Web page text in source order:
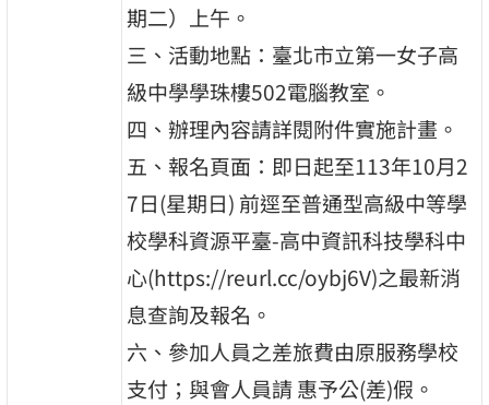
期二）上午。
三、活動地點：臺北市立第一女子高
級中學學珠樓502電腦教室。
四、辦理內容請詳閱附件實施計畫。
五、報名頁面：即日起至113年10月2
7日(星期日) 前逕至普通型高級中等學
校學科資源平臺-高中資訊科技學科中
心(https://reurl.cc/oybj6V)之最新消
息查詢及報名。
六、參加人員之差旅費由原服務學校
支付；與會人員請 惠予公(差)假。